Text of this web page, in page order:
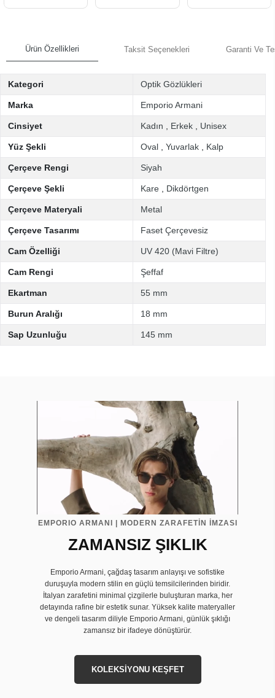
Ürün Özellikleri Taksit Seçenekleri Garanti Ve
Kategori Optik Gözlükleri
Marka Emporio Armani
Cinsiyet Kadın Erkek Unisex
Yüz Şekli Oval Yuvarlak Kalp
Çerçeve Rengi Siyah
Çerçeve Şekli Kare Dikdörtgen
Çerçeve Materyali Metal
Çerçeve Tasarımı Faset Çerçevesiz
Cam Özelliği UV 420 (Mavi Filtre)
Cam Rengi Şeffaf
Ekartman 55 mm
Burun Aralığı 18 mm
Sap Uzunluğu 145 mm
EMPORIO ARMANI | MODERN ZARAFETİN İMZASI
ZAMANSIZ ŞIKLIK
Emporio Armani, çağdaş tasarım anlayışı ve sofistike
duruşuyla modern stilin en güçlü temsilcilerinden biridir.
İtalyan zarafetini minimal çizgilerle buluşturan marka, her
detayında rafine bir estetik sunar. Yüksek kalite materyaller
ve dengeli tasarım diliyle Emporio Armani, günlük şıklığı
zamansız bir ifadeye dönüştürür.
KOLEKSİYONU KEŞFET